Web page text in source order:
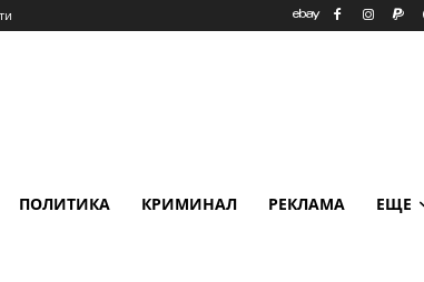
ПОЛИТИКА КРИМИНАЛ РЕКЛАМА ЕЩЕ